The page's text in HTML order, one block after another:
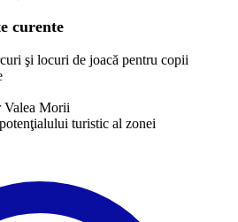
curente
şi locuri de joacă pentru copii
Valea Morii
turistic al zonei